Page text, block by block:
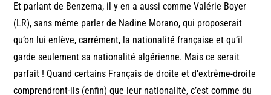
Et parlant de Benzema, il y en a aussi comme Valérie Boyer
(LR), sans même parler de Nadine Morano, qui proposerait
qu’on lui enlève, carrément, la nationalité française et qu’il
garde seulement sa nationalité algérienne. Mais ce serait
parfait ! Quand certains Français de droite et d’extrême-droite
comprendront-ils (enfin) que leur nationalité, c’est comme du